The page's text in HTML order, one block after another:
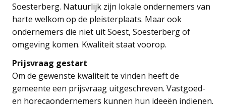
Soesterberg. Natuurlijk zijn lokale ondernemers van
harte welkom op de pleisterplaats. Maar ook
ondernemers die niet uit Soest, Soesterberg of
omgeving komen. Kwaliteit staat voorop.
Prijsvraag gestart
Om de gewenste kwaliteit te vinden heeft de
gemeente een prijsvraag uitgeschreven. Vastgoed-
en horecaondernemers kunnen hun ideeën indienen.